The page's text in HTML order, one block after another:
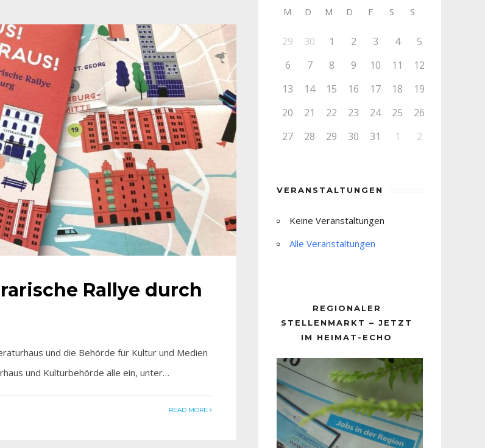
Rallye durch
und die Behörde für Kultur und Medien
und Kulturbehörde alle ein, unter…
READ MORE
M D M D F S S
29 30 1 2 3 4
5
6
7 8 9 10 11
12
13
14 15 16 17 18
19
20
21 22 23 24 25
26
27
28 29 30 31 1 2
VERANSTALTUNGEN
Keine Veranstaltungen
Alle Veranstaltungen
REGIONALER
STELLENMARKT – JETZT
IM HEIMAT-ECHO
Player